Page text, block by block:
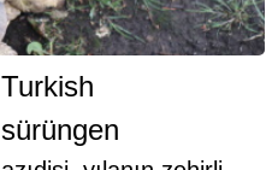
Turkish
sürüngen